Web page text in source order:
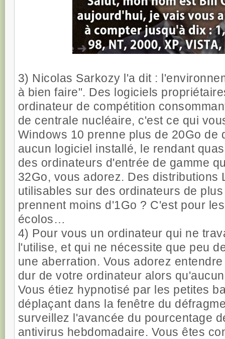
3) Nicolas Sarkozy l'a dit :
à bien faire". Des logiciels
ordinateur de compétition
de centrale nucléaire, c'est ce qui
Windows 10 prenne plus de 20Go de
aucun logiciel installé, le rendant
des ordinateurs d'entrée de gamme
32Go, vous adorez. Des distributions
utilisables sur des ordinateurs de
prennent moins d'1Go ? C'est pour
écolos…
4) Pour vous un ordinateur qui ne
l'utilise, et qui ne nécessite que peu
une aberration. Vous adorez
dur de votre ordinateur alors
Vous étiez hypnotisé par les petites
déplaçant dans la fenêtre du
surveillez l'avancée du pourcentage
antivirus hebdomadaire. Vous êtes